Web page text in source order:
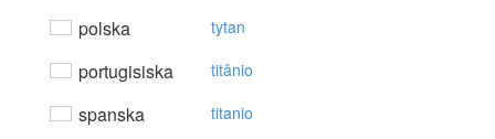
polska tytan
portugisiska titânio
spanska titanio